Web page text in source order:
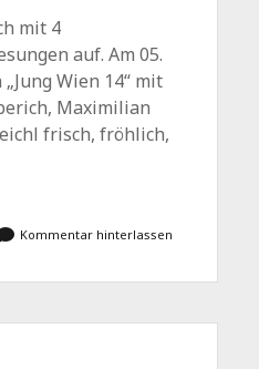
mit 4
auf. Am 05.
Wien 14“ mit
Maximilian
frisch, fröhlich,
Kommentar hinterlassen